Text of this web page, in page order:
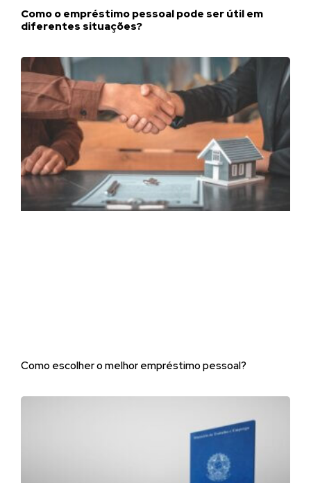
Como o empréstimo pessoal pode ser útil em
diferentes situações?
Como escolher o melhor empréstimo pessoal?